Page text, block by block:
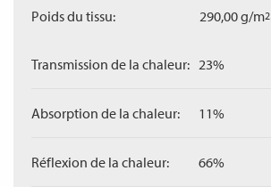
Poids du tissu: 290,00 g/m2
Transmission de la chaleur: 23%
Absorption de la chaleur: 11%
Réflexion de la chaleur: 66%